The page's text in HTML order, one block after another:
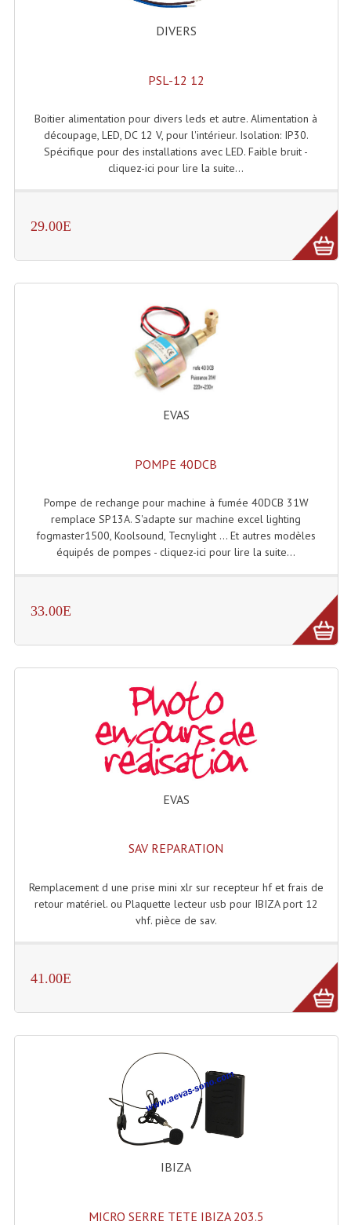
Effets LASERS
Lasers D'extérieur Multi-Points
Effets Lumineux À Leds
Blocs De Puissance
Chenillards Modulateurs
Consoles Éclairage DMX
Dispatches
Filtres Et Divers
Gyrophares À Leds
Lampes Ampoules
Lampes Dichroique
Lampes Halogenes Divers
Lampes Leds
Lampes PAR
Lampes Théatre
Panneaux, Piste Danse À Leds
Projecteur Led Sur Batterie
Projecteurs À Leds D'extérieurs
Projecteurs Barres De Leds
Projecteurs Plafonniers Et Encastrés
DIVERS
PSL-12 12
Boitier alimentation pour divers leds et autre. Alimentation à
découpage, LED, DC 12 V, pour l'intérieur. Isolation: IP30.
Spécifique pour des installations avec LED. Faible bruit -
cliquez-ici pour lire la suite...
29.00E
EVAS
POMPE 40DCB
Pompe de rechange pour machine à fumée 40DCB 31W
remplace SP13A. S'adapte sur machine excel lighting
fogmaster1500, Koolsound, Tecnylight ... Et autres modèles
équipés de pompes - cliquez-ici pour lire la suite...
33.00E
EVAS
SAV REPARATION
Remplacement d une prise mini xlr sur recepteur hf et frais de
retour matériel. ou Plaquette lecteur usb pour IBIZA port 12
vhf. pièce de sav.
41.00E
IBIZA
MICRO SERRE TETE IBIZA 203.5